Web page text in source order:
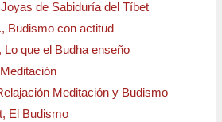
de Sabiduría del Tíbet
Budismo con actitud
Lo que el Budha enseño
Meditación y Budismo
El Budismo